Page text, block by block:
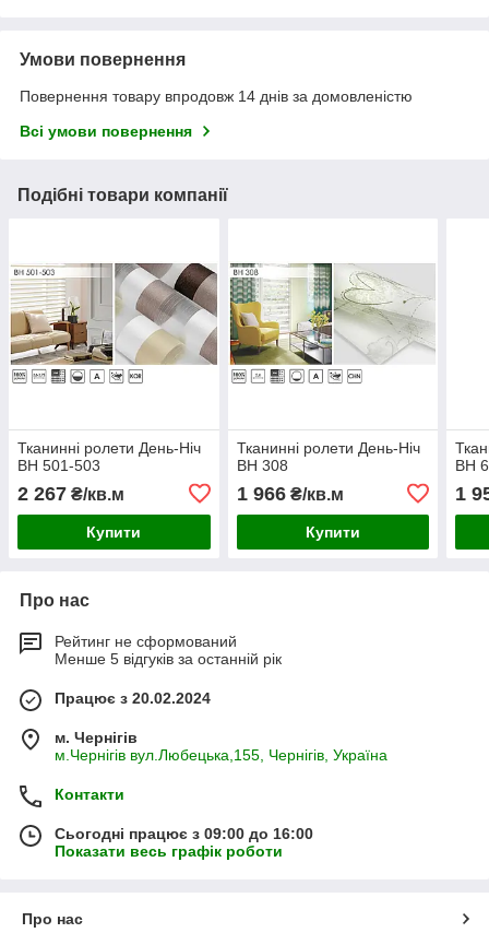
Умови повернення
Повернення товару впродовж 14 днів за домовленістю
Всі умови повернення
Подібні товари компанії
Тканинні ролети День-Ніч
BH 501-503
2 267 ₴/кв.м
Купити
Тканинні ролети День-Ніч
BH 308
1 966₴/кв.м
Купити
BH
1
Про нас
Рейтинг не сформований
Менше 5 відгуків за останній рік
Працює з 20.02.2024
м. Чернігів
м.Чернігів вул.Любецька,155, Чернігів, Україна
Контакти
Сьогодні працює з 09:00 до 16:00
Показати весь графік роботи
Про нас